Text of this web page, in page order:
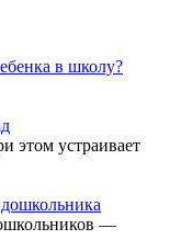
в школу?
этом устраивает
—